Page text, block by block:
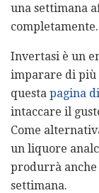
una settimana
completamente.
Invertasi è un
imparare di più
questa pagina
intaccare il
Come
un liquore
produrrà
settimana.